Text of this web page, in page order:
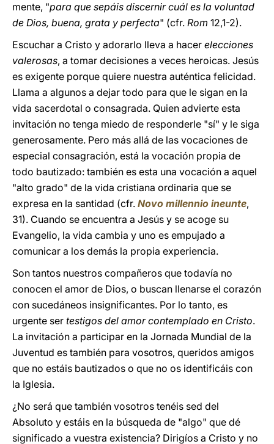
mente, "para que sepáis discernir cuál es la voluntad
de Dios, buena, grata y perfecta" (cfr. Rom 12,1-2).
Escuchar a Cristo y adorarlo lleva a hacer elecciones
valerosas, a tomar decisiones a veces heroicas. Jesús
es exigente porque quiere nuestra auténtica felicidad.
Llama a algunos a dejar todo para que le sigan en la
vida sacerdotal o consagrada. Quien advierte esta
invitación no tenga miedo de responderle "sí" y le siga
generosamente. Pero más allá de las vocaciones de
especial consagración, está la vocación propia de
todo bautizado: también es esta una vocación a aquel
"alto grado" de la vida cristiana ordinaria que se
expresa en la santidad (cfr. Novo millennio ineunte,
31). Cuando se encuentra a Jesús y se acoge su
Evangelio, la vida cambia y uno es empujado a
comunicar a los demás la propia experiencia.
Son tantos nuestros compañeros que todavía no
conocen el amor de Dios, o buscan llenarse el corazón
con sucedáneos insignificantes. Por lo tanto, es
urgente ser testigos del amor contemplado en Cristo.
La invitación a participar en la Jornada Mundial de la
Juventud es también para vosotros, queridos amigos
que no estáis bautizados o que no os identificáis con
la Iglesia.
¿No será que también vosotros tenéis sed del
Absoluto y estáis en la búsqueda de "algo" que dé
significado a vuestra existencia? Dirigíos a Cristo y no